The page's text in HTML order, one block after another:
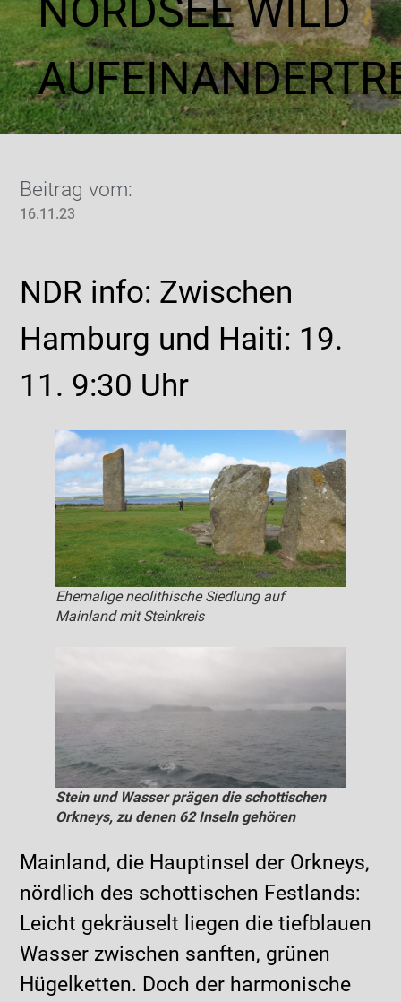
NORDSEE WILD
Beitrag vom:
16.11.23
NDR info: Zwischen
Hamburg und Haiti: 19.
11. 9:30 Uhr
Ehemalige neolithische Siedlung auf
Mainland mit Steinkreis
Stein und Wasser prägen die schottischen
Orkneys, zu denen 62 Inseln gehören
Mainland, die Hauptinsel der Orkneys,
nördlich des schottischen Festlands:
Leicht gekräuselt liegen die tiefblauen
Wasser zwischen sanften, grünen
Hügelketten. Doch der harmonische